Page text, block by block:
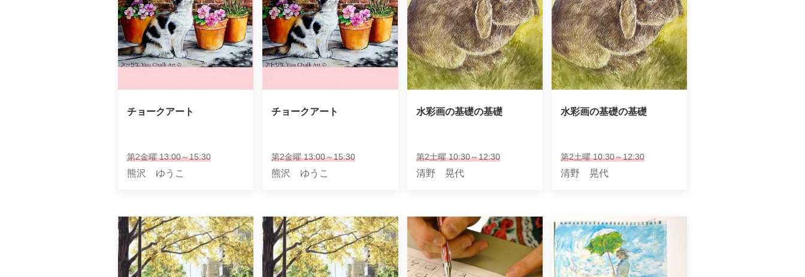
チョークアート
第2金曜 13:00～15:30
熊沢 ゆうこ
チョークアート
第2金曜 13:00～15:30
熊沢 ゆうこ
水彩画の基礎の基礎
第2土曜 10:30～12:30
清野 晃代
水彩画の基礎の基礎
第2土曜 10:30～12:30
清野 晃代